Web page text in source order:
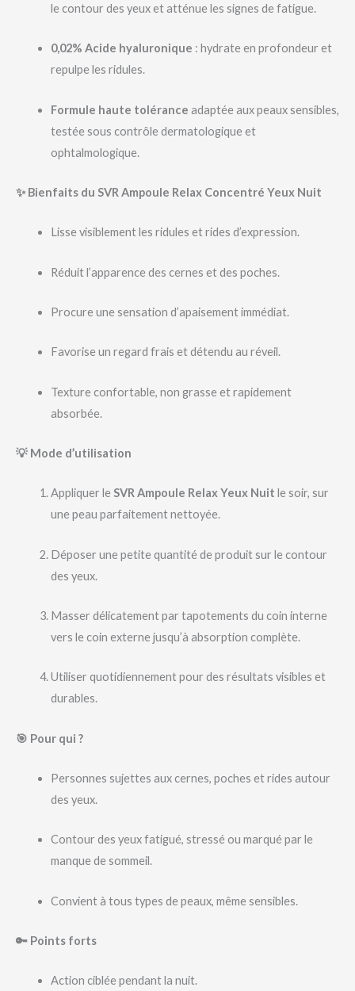
le contour des yeux et atténue les signes de fatigue.
0,02% Acide hyaluronique : hydrate en profondeur et
repulpe les ridules.
Formule haute tolérance adaptée aux peaux sensibles,
testée sous contrôle dermatologique et
ophtalmologique.
✨ Bienfaits du SVR Ampoule Relax Concentré Yeux Nuit
Lisse visiblement les ridules et rides d’expression.
Réduit l’apparence des cernes et des poches.
Procure une sensation d’apaisement immédiat.
Favorise un regard frais et détendu au réveil.
Texture confortable, non grasse et rapidement
absorbée.
💡 Mode d’utilisation
Appliquer le SVR Ampoule Relax Yeux Nuit le soir, sur
une peau parfaitement nettoyée.
Déposer une petite quantité de produit sur le contour
des yeux.
Masser délicatement par tapotements du coin interne
vers le coin externe jusqu’à absorption complète.
Utiliser quotidiennement pour des résultats visibles et
durables.
🎯 Pour qui ?
Personnes sujettes aux cernes, poches et rides autour
des yeux.
Contour des yeux fatigué, stressé ou marqué par le
manque de sommeil.
Convient à tous types de peaux, même sensibles.
🔑 Points forts
Action ciblée pendant la nuit.